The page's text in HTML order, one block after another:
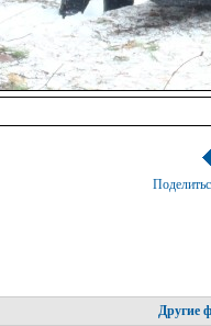
Другие